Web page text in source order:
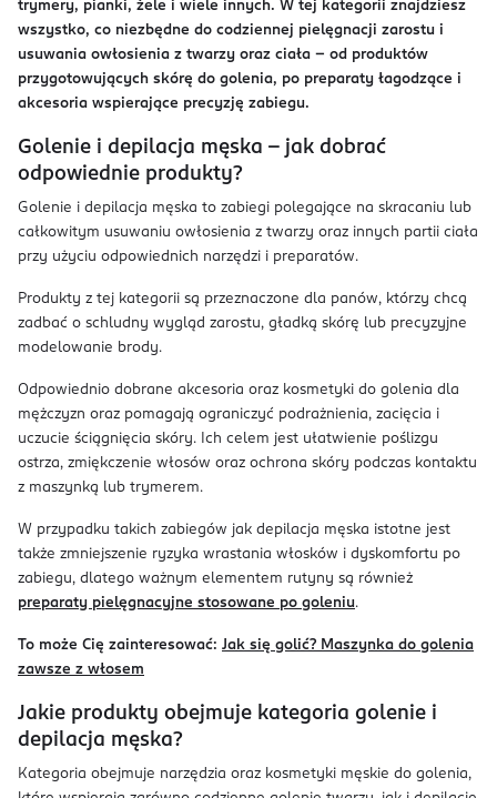
trymery, pianki, żele i wiele innych. W tej kategorii znajdziesz
wszystko, co niezbędne do codziennej pielęgnacji zarostu i
usuwania owłosienia z twarzy oraz ciała – od produktów
przygotowujących skórę do golenia, po preparaty łagodzące i
akcesoria wspierające precyzję zabiegu.
Golenie i depilacja męska – jak dobrać
odpowiednie produkty?
Golenie i depilacja męska to zabiegi polegające na skracaniu lub
całkowitym usuwaniu owłosienia z twarzy oraz innych partii ciała
przy użyciu odpowiednich narzędzi i preparatów.
Produkty z tej kategorii są przeznaczone dla panów, którzy chcą
zadbać o schludny wygląd zarostu, gładką skórę lub precyzyjne
modelowanie brody.
Odpowiednio dobrane akcesoria oraz kosmetyki do golenia dla
mężczyzn oraz pomagają ograniczyć podrażnienia, zacięcia i
uczucie ściągnięcia skóry. Ich celem jest ułatwienie poślizgu
ostrza, zmiękczenie włosów oraz ochrona skóry podczas kontaktu
z maszynką lub trymerem.
W przypadku takich zabiegów jak depilacja męska istotne jest
także zmniejszenie ryzyka wrastania włosków i dyskomfortu po
zabiegu, dlatego ważnym elementem rutyny są również
preparaty pielęgnacyjne stosowane po goleniu.
To może Cię zainteresować: Jak się golić? Maszynka do golenia
zawsze z włosem
Jakie produkty obejmuje kategoria golenie i
depilacja męska?
Kategoria obejmuje narzędzia oraz kosmetyki męskie do golenia,